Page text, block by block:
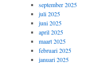
september 2025
juli 2025
juni 2025
april 2025
maart 2025
februari 2025
januari 2025